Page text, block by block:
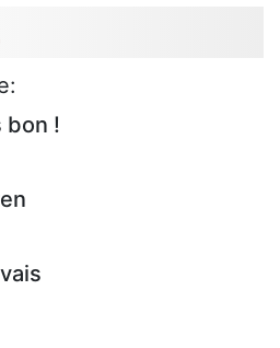
bon !